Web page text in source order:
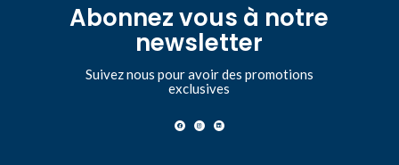
Abonnez vous à notre
newsletter
Suivez nous pour avoir des promotions
exclusives